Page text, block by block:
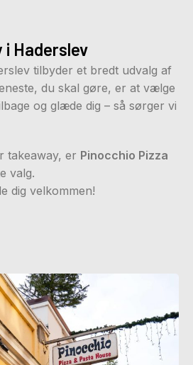
i Haderslev
tilbyder et bredt udvalg af
du skal gøre, er at vælge
og glæde dig – så sørger vi
takeaway, er Pinocchio Pizza
valg.
dig velkommen!